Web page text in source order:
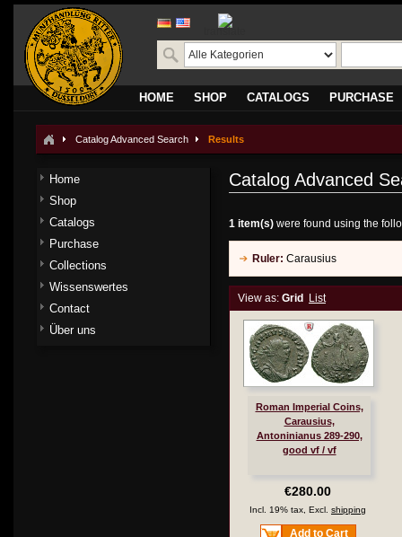
translate
HOME SHOP CATALOGS PURCHASE
Catalog Advanced Search Results
Catalog Advanced
1 item(s) were found using the
Ruler: Carausius
View as: Grid List
Roman Imperial Coins,
Carausius,
Antoninianus 289-290,
good vf / vf
€280.00
Incl. 19% tax, Excl. shipping
Add to Cart
Home
Shop
Catalogs
Purchase
Collections
Wissenswertes
Contact
Über uns